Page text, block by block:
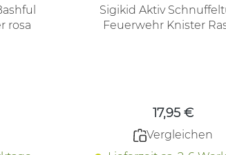
rosa
Sigikid Aktiv
Feuerwehr Knister
17,95 €
Vergleichen